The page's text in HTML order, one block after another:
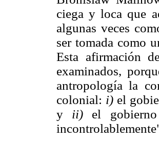
ciega y loca que
algunas veces
ser tomada como
Esta afirmación
examinados,
antropología la
colonial: i)el
y ii) el